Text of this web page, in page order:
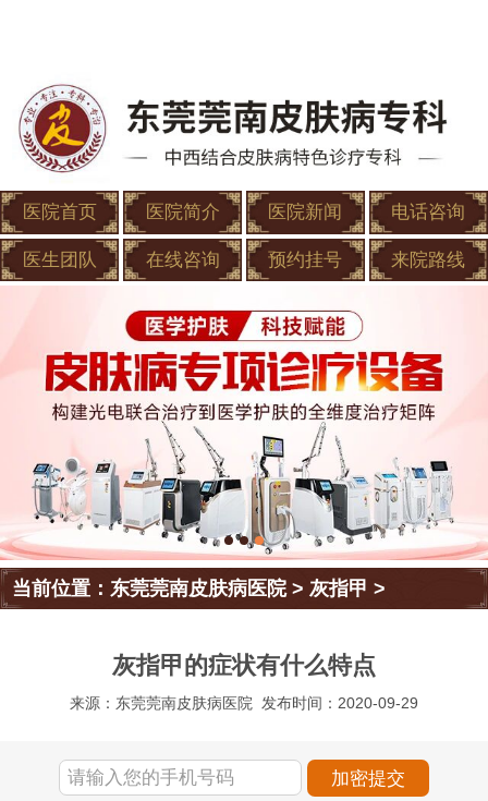
医院首页 医院简介 医院新闻 电话咨询
医生团队 在线咨询 预约挂号 来院路线
当前位置：东莞莞南皮肤病医院>灰指甲 >
灰指甲的症状有什么特点
来源：东莞莞南皮肤病医院 发布时间：2020-09-29